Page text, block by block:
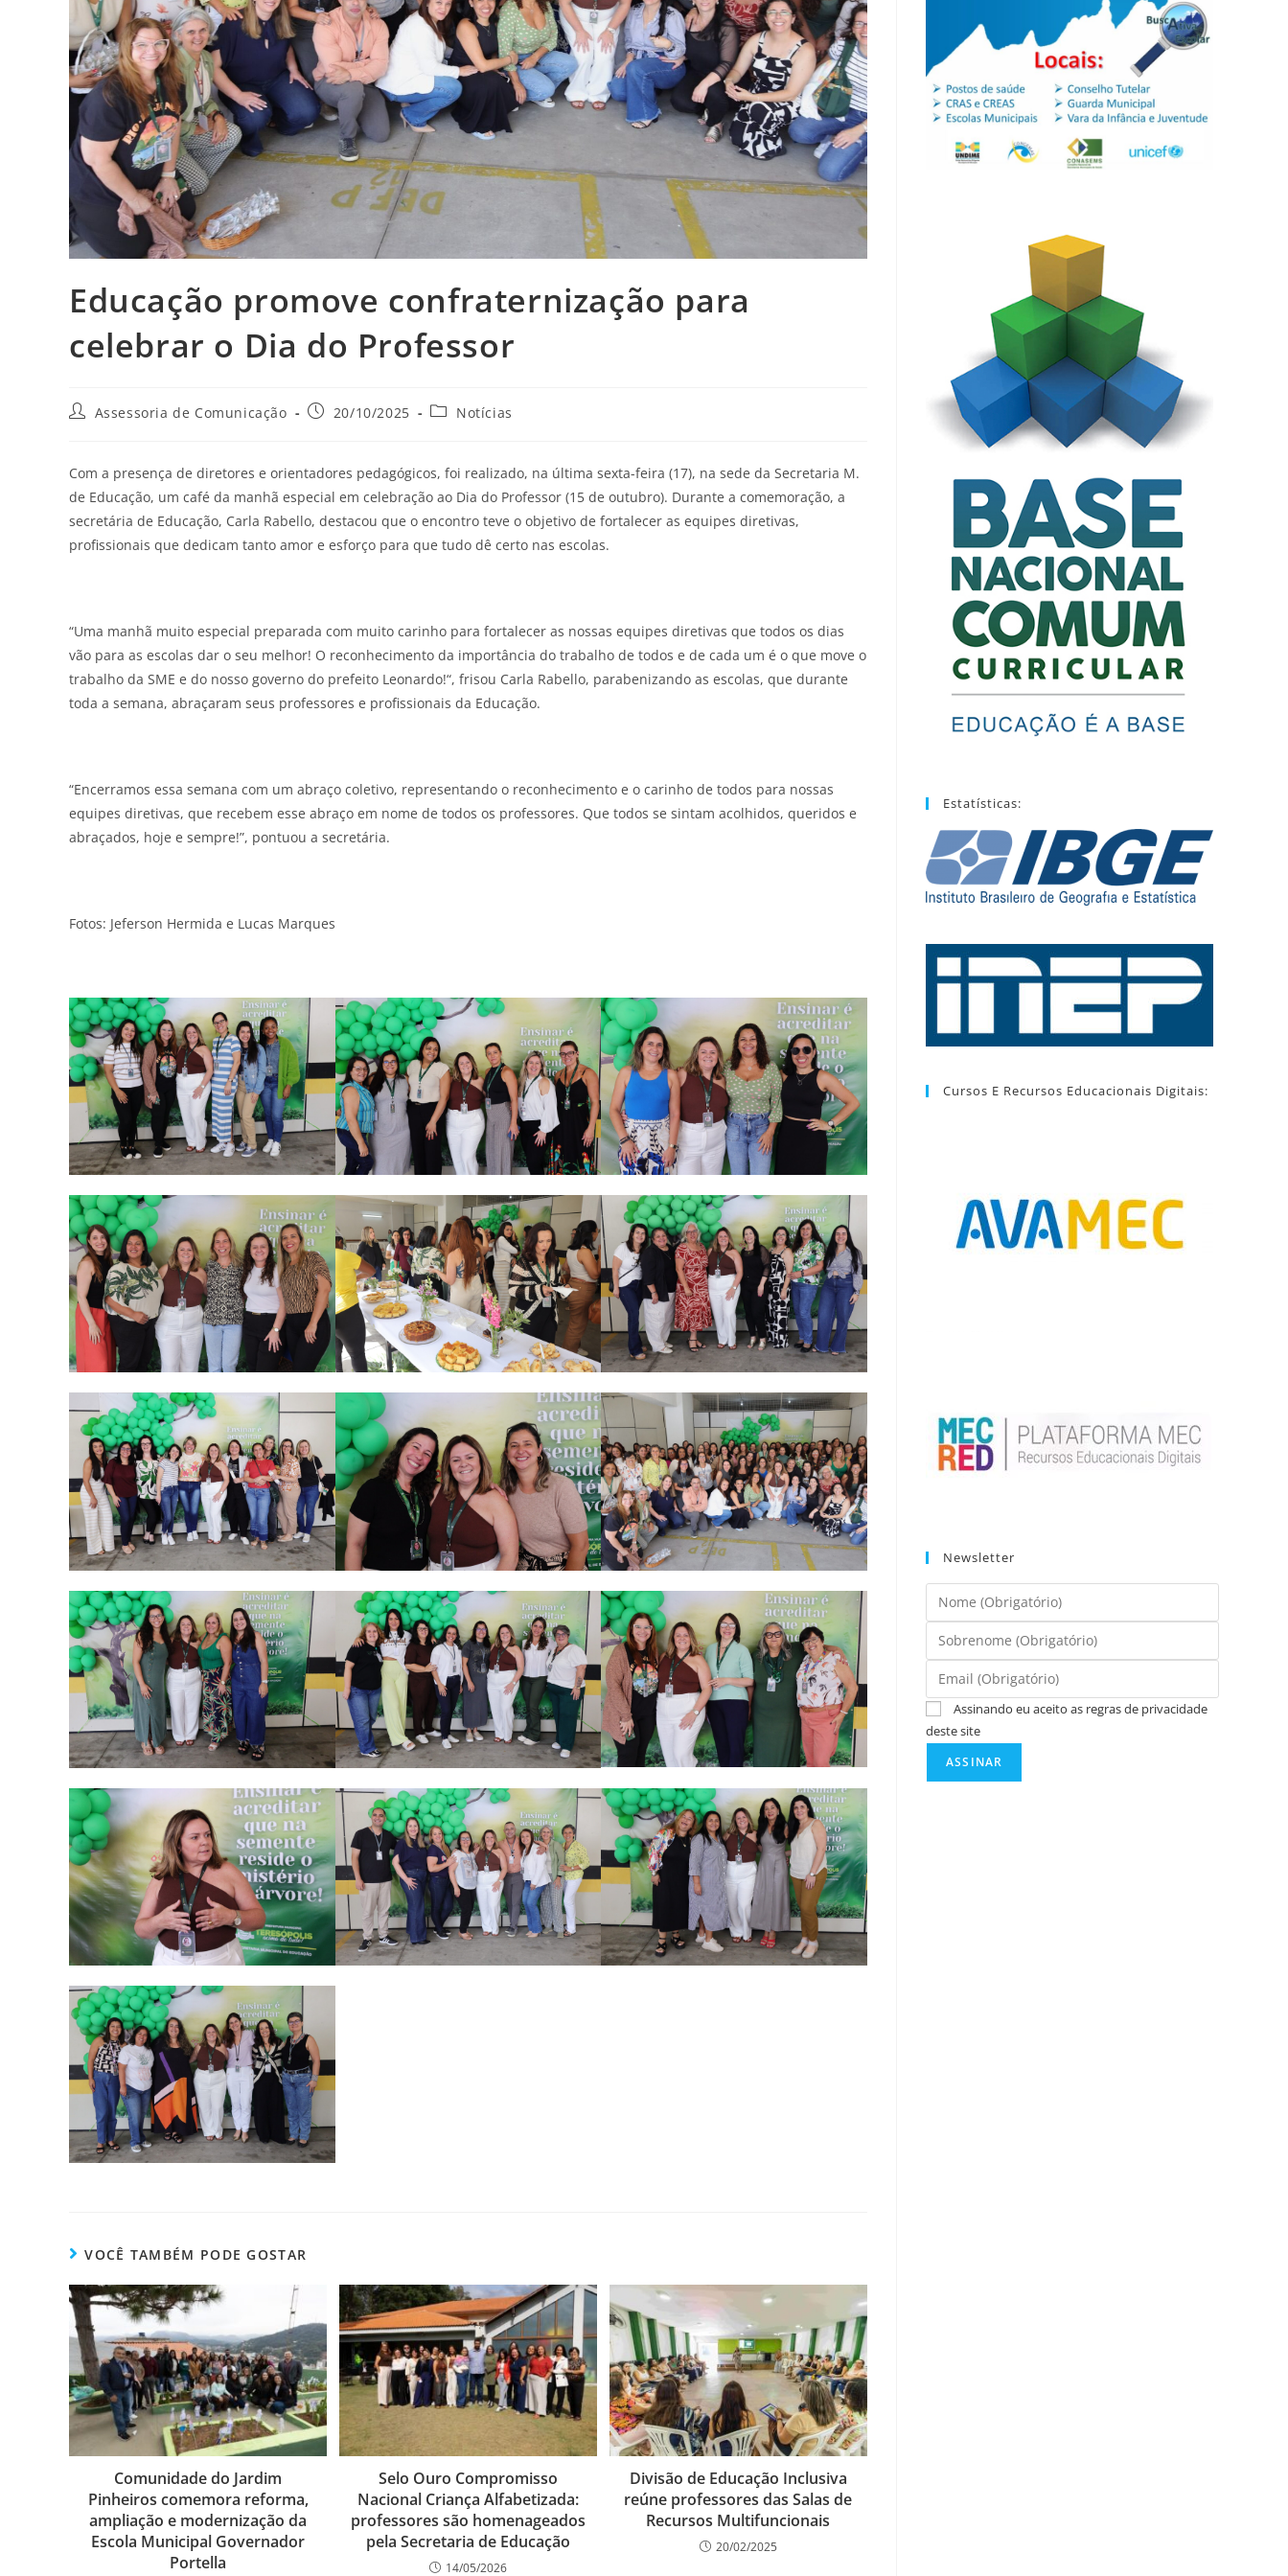
Educação promove confraternização para
celebrar o Dia do Professor
Assessoria de Comunicação 20/10/2025 Notícias
Com a presença de diretores e orientadores pedagógicos, foi realizado, na última sexta-feira (17), na sede da Secretaria M.
de Educação, um café da manhã especial em celebração ao Dia do Professor (15 de outubro). Durante a comemoração, a
secretária de Educação, Carla Rabello, destacou que o encontro teve o objetivo de fortalecer as equipes diretivas,
profissionais que dedicam tanto amor e esforço para que tudo dê certo nas escolas.
“Uma manhã muito especial preparada com muito carinho para fortalecer as nossas equipes diretivas que todos os dias
vão para as escolas dar o seu melhor! O reconhecimento da importância do trabalho de todos e de cada um é o que move o
trabalho da SME e do nosso governo do prefeito Leonardo!“, frisou Carla Rabello, parabenizando as escolas, que durante
toda a semana, abraçaram seus professores e profissionais da Educação.
“Encerramos essa semana com um abraço coletivo, representando o reconhecimento e o carinho de todos para nossas
equipes diretivas, que recebem esse abraço em nome de todos os professores. Que todos se sintam acolhidos, queridos e
abraçados, hoje e sempre!”, pontuou a secretária.
Fotos: Jeferson Hermida e Lucas Marques
VOCÊ TAMBÉM PODE GOSTAR
Comunidade do Jardim
Pinheiros comemora reforma,
ampliação e modernização da
Escola Municipal Governador
Portella
Selo Ouro Compromisso
Nacional Criança Alfabetizada:
professores são homenageados
pela Secretaria de Educação
14/05/2026
Divisão de Educação Inclusiva
reúne professores das Salas de
Recursos Multifuncionais
20/02/2025
Estatísticas:
Cursos E Recursos Educacionais Digitais:
Newsletter
Assinando eu aceito as regras de privacidade
deste site